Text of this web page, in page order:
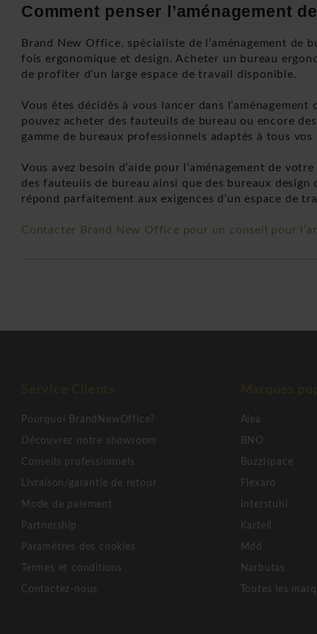
Comment penser l’aménagement
Brand New Office, spécialiste de l’aménagement de
fois ergonomique et design. Acheter un bureau
de profiter d'un large espace de travail disponible.
Vous êtes décidés à vous lancer dans l’aménagement
pouvez acheter des fauteuils de bureau ou encore
gamme de bureaux professionnels adaptés à tous
Vous avez besoin d’aide pour l’aménagement de
des fauteuils de bureau ainsi que des bureaux
répond parfaitement aux exigences d’un espace de
Contacter Brand New Office pour un conseil pour
Pourquoi BrandNewOffice?
Découvrez notre showroom
Conseils professionnels
Livraison/garantie de retour
Mode de paiement
Partnership
Paramètres des cookies
Termes et conditions
Contactez-nous
Alea
BNO
Buzzispace
Flexaro
Interstuhl
Kartell
Mdd
Narbutas
Toutes les